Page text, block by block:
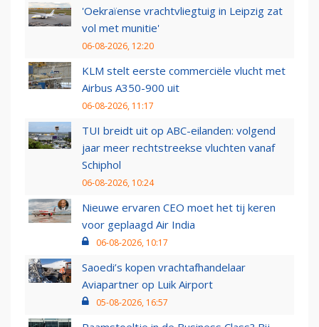
'Oekraïense vrachtvliegtuig in Leipzig zat
vol met munitie'
06-08-2026, 12:20
KLM stelt eerste commerciële vlucht met
Airbus A350-900 uit
06-08-2026, 11:17
TUI breidt uit op ABC-eilanden: volgend
jaar meer rechtstreekse vluchten vanaf
Schiphol
06-08-2026, 10:24
Nieuwe ervaren CEO moet het tij keren
voor geplaagd Air India
06-08-2026, 10:17
Saoedi’s kopen vrachtafhandelaar
Aviapartner op Luik Airport
05-08-2026, 16:57